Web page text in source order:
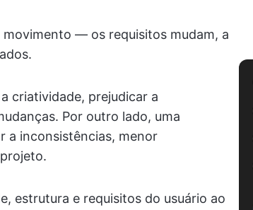
— os requisitos mudam, a
criatividade, prejudicar a
Por outro lado, uma
a inconsistências, menor
estrutura e requisitos do usuário ao